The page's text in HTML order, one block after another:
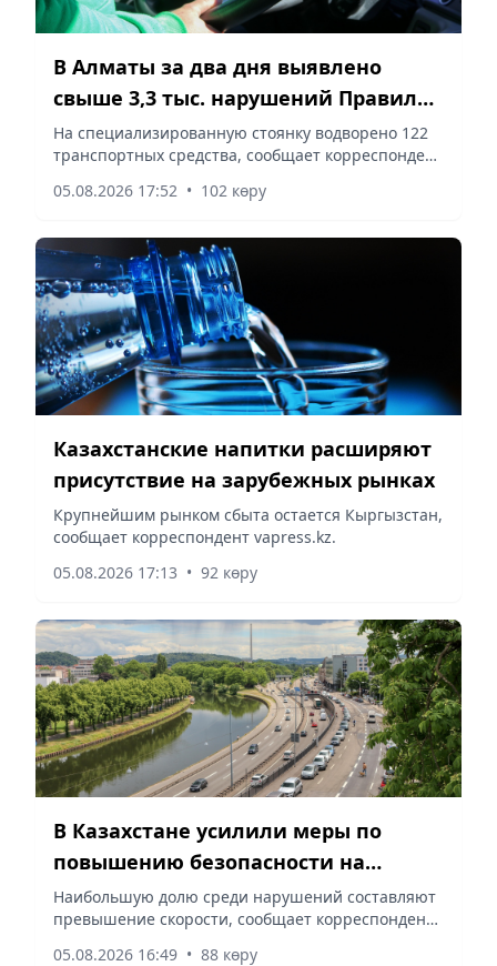
В Алматы за два дня выявлено
свыше 3,3 тыс. нарушений Правил
дорожного движения
На специализированную стоянку водворено 122
транспортных средства, сообщает корреспондент
05.08.2026 17:52 • 102 көру
Казахстанские напитки расширяют
присутствие на зарубежных рынках
Крупнейшим рынком сбыта остается Кыргызстан,
сообщает корреспондент vapress.kz.
05.08.2026 17:13 • 92 көру
В Казахстане усилили меры по
повышению безопасности на
автодорогах
Наибольшую долю среди нарушений составляют
превышение скорости, сообщает корреспондент
05.08.2026 16:49 • 88 көру